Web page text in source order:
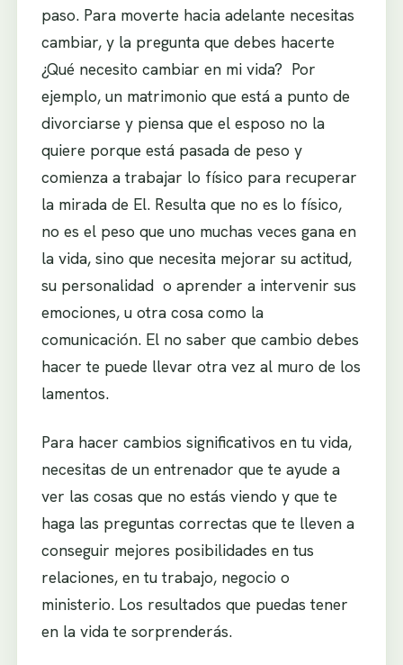
paso. Para moverte hacia adelante necesitas
cambiar, y la pregunta que debes hacerte
¿Qué necesito cambiar en mi vida? Por
ejemplo, un matrimonio que está a punto de
divorciarse y piensa que el esposo no la
quiere porque está pasada de peso y
comienza a trabajar lo físico para recuperar
la mirada de El. Resulta que no es lo físico,
no es el peso que uno muchas veces gana en
la vida, sino que necesita mejorar su actitud,
su personalidad o aprender a intervenir sus
emociones, u otra cosa como la
comunicación. El no saber que cambio debes
hacer te puede llevar otra vez al muro de los
lamentos.
Para hacer cambios significativos en tu vida,
necesitas de un entrenador que te ayude a
ver las cosas que no estás viendo y que te
haga las preguntas correctas que te lleven a
conseguir mejores posibilidades en tus
relaciones, en tu trabajo, negocio o
ministerio. Los resultados que puedas tener
en la vida te sorprenderás.